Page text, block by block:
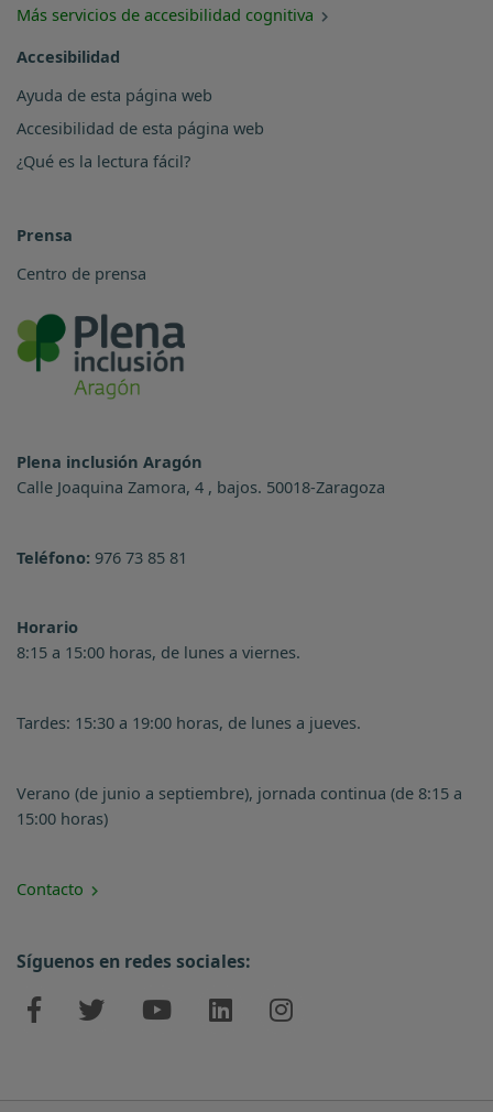
Más servicios de accesibilidad cognitiva
Accesibilidad
Ayuda de esta página web
Accesibilidad de esta página web
¿Qué es la lectura fácil?
Prensa
Centro de prensa
Plena inclusión Aragón
Calle Joaquina Zamora, 4 , bajos. 50018-Zaragoza
Teléfono: 976 73 85 81
Horario
8:15 a 15:00 horas, de lunes a viernes.
Tardes: 15:30 a 19:00 horas, de lunes a jueves.
Verano (de junio a septiembre), jornada continua (de 8:15 a
15:00 horas)
Contacto
Síguenos en redes sociales: